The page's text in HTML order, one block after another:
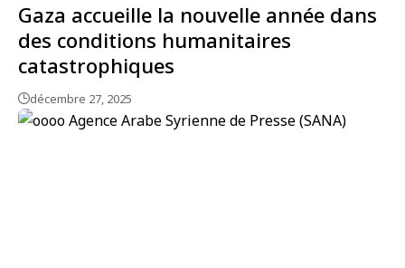
Gaza accueille la nouvelle année dans
des conditions humanitaires
catastrophiques
décembre 27, 2025